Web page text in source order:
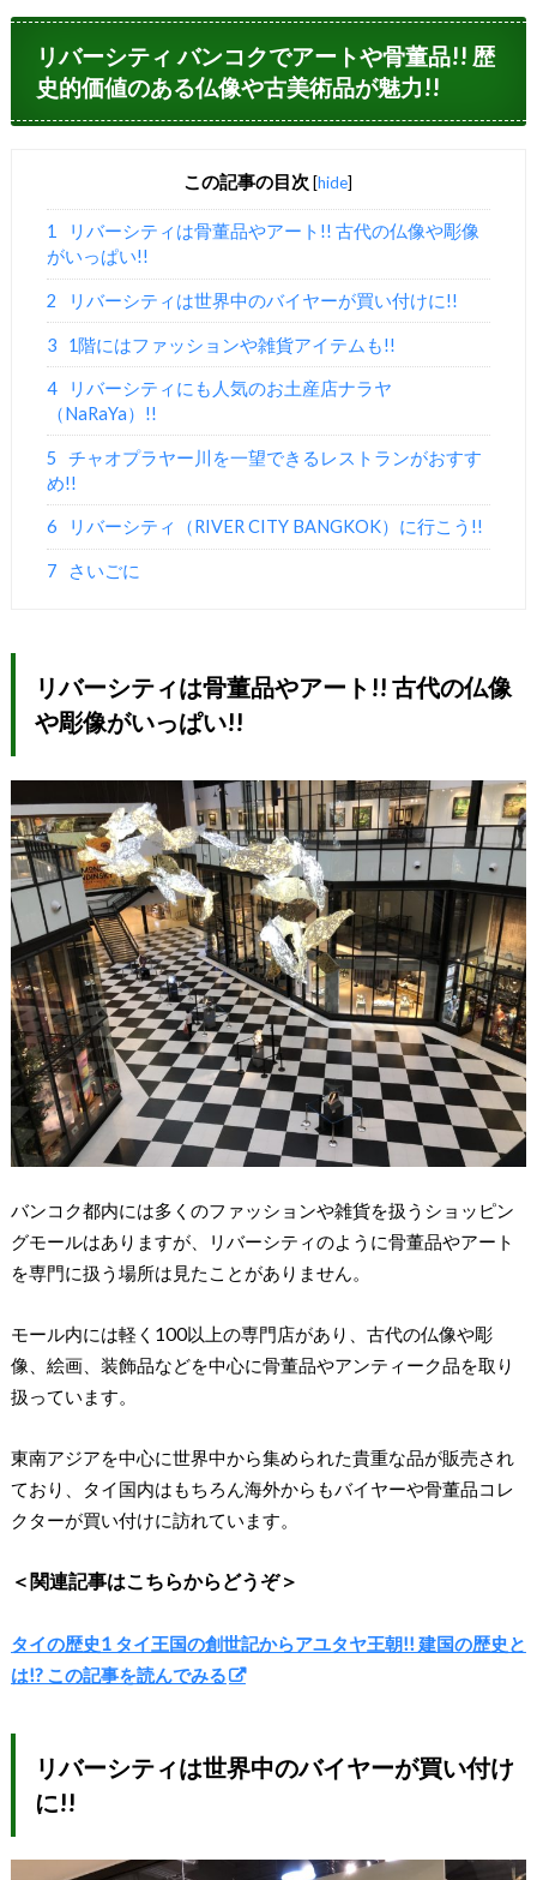
リバーシティ バンコクでアートや骨董品!! 歴
史的価値のある仏像や古美術品が魅力!!
この記事の目次 [hide]
1
リバーシティは骨董品やアート!! 古代の仏像や彫像
がいっぱい!!
2 リバーシティは世界中のバイヤーが買い付けに!!
3 1階にはファッションや雑貨アイテムも!!
4
リバーシティにも人気のお土産店ナラヤ
（NaRaYa）!!
5
チャオプラヤー川を一望できるレストランがおすす
め!!
6 リバーシティ（RIVER CITY BANGKOK）に行こう!!
7 さいごに
リバーシティは骨董品やアート!! 古代の仏像
や彫像がいっぱい!!
バンコク都内には多くのファッションや雑貨を扱うショッピン
グモールはありますが、リバーシティのように骨董品やアート
を専門に扱う場所は見たことがありません。
モール内には軽く100以上の専門店があり、古代の仏像や彫
像、絵画、装飾品などを中心に骨董品やアンティーク品を取り
扱っています。
東南アジアを中心に世界中から集められた貴重な品が販売され
ており、タイ国内はもちろん海外からもバイヤーや骨董品コレ
クターが買い付けに訪れています。
＜関連記事はこちらからどうぞ＞
タイの歴史1 タイ王国の創世記からアユタヤ王朝!! 建国の歴史と
は!? この記事を読んでみる
リバーシティは世界中のバイヤーが買い付け
に!!